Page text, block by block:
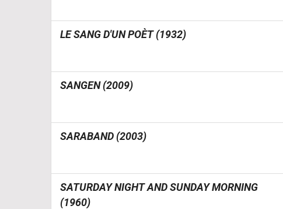
LE SANG D'UN POÈT (1932)
SANGEN (2009)
SARABAND (2003)
SATURDAY NIGHT AND SUNDAY MORNING
(1960)